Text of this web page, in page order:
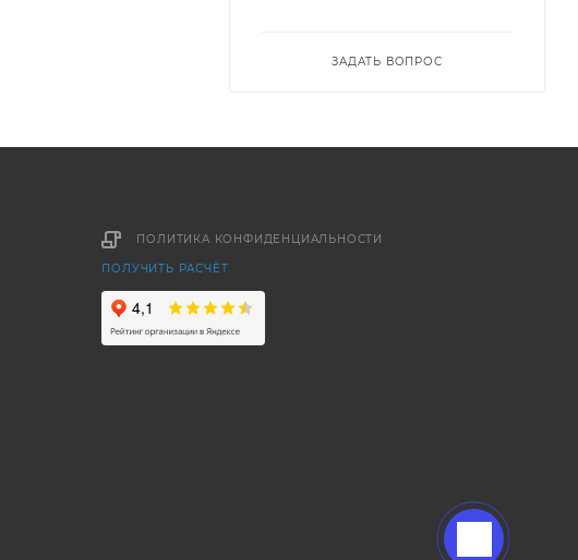
ЗАДАТЬ ВОПРОС
ПОЛИТИКА КОНФИДЕНЦИАЛЬНОСТИ
ПОЛУЧИТЬ РАСЧЁТ